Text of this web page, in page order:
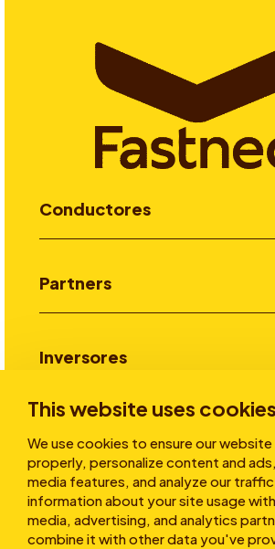
This website uses cookies
We use cookies to ensure our
properly, personalize content and
media features, and analyze our
information about your site usage
media, advertising, and analytics
combine it with other data you've
Conductores
Partners
Inversores
Sobre nosotros